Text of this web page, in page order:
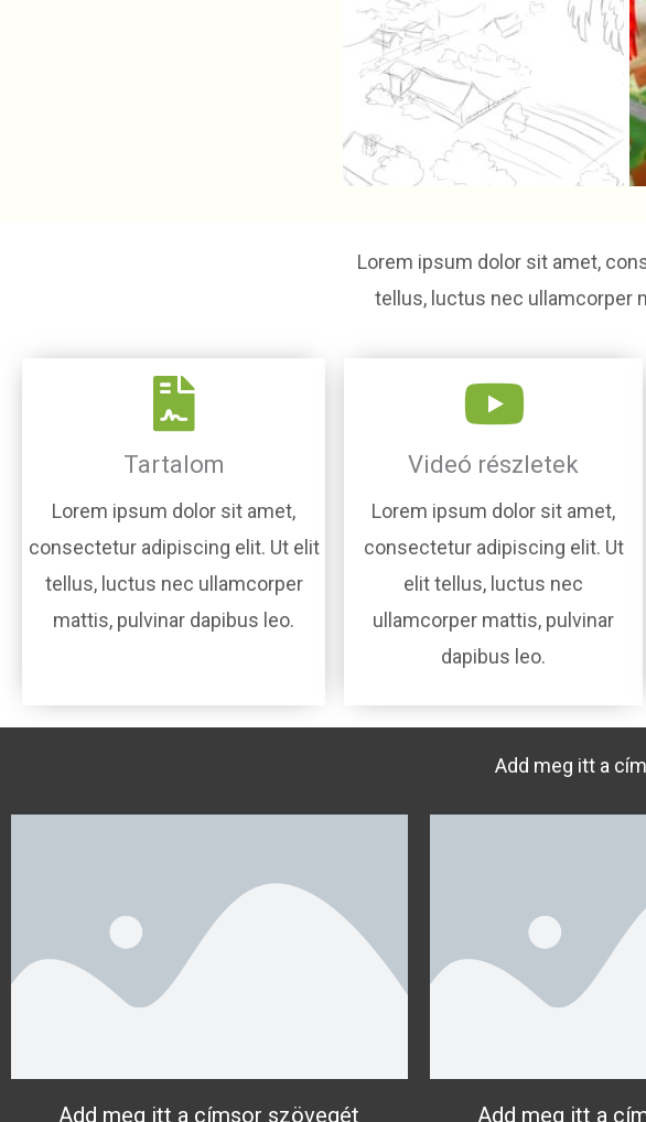
Lorem ipsum dolor sit amet,
tellus, luctus nec ullamcorper
Tartalom
Lorem ipsum dolor sit amet,
consectetur adipiscing elit. Ut elit
tellus, luctus nec ullamcorper
mattis, pulvinar dapibus leo.
Videó részletek
Lorem ipsum dolor sit amet,
consectetur adipiscing elit. Ut
elit tellus, luctus nec
ullamcorper mattis, pulvinar
dapibus leo.
Add meg itt a
Add meg itt a címsor szövegét Add meg itt a